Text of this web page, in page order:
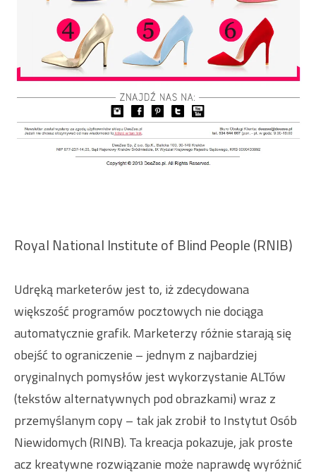
Royal National Institute of Blind People (RNIB)
Udręką marketerów jest to, iż zdecydowana
większość programów pocztowych nie dociąga
automatycznie grafik. Marketerzy różnie starają się
obejść to ograniczenie – jednym z najbardziej
oryginalnych pomysłów jest wykorzystanie ALTów
(tekstów alternatywnych pod obrazkami) wraz z
przemyślanym copy – tak jak zrobił to Instytut Osób
Niewidomych (RINB). Ta kreacja pokazuje, jak proste
acz kreatywne rozwiązanie może naprawdę wyróżnić